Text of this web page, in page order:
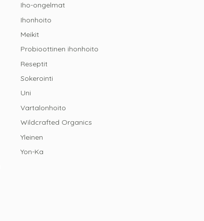
Iho-ongelmat
Ihonhoito
Meikit
Probioottinen ihonhoito
Reseptit
Sokerointi
Uni
Vartalonhoito
Wildcrafted Organics
Yleinen
Yon-Ka